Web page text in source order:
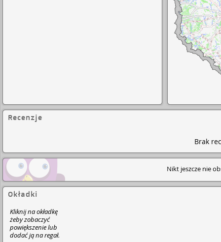
Recenzje
Brak
Nikt jeszcze nie
Okładki
Kliknij na okładkę
żeby zobaczyć
powiększenie lub
dodać ją na regał.